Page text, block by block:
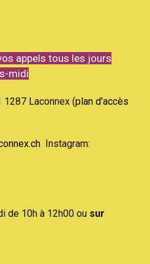
appels tous les jours
midi
1287 Laconnex (plan d'accès
Instagram:
de 10h à 12h00 ou sur